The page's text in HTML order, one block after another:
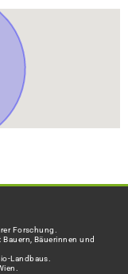
Forschung.
Bäuerinnen und
Landbaus.